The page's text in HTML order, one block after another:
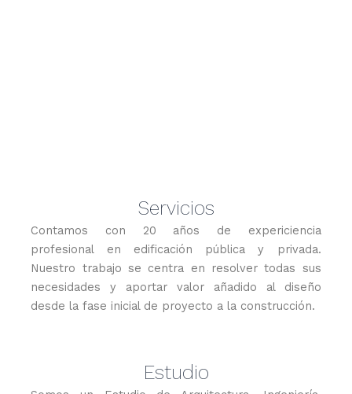
Servicios
Contamos con 20 años de expericiencia
profesional en edificación pública y privada.
Nuestro trabajo se centra en resolver todas sus
necesidades y aportar valor añadido al diseño
desde la fase inicial de proyecto a la construcción.
Estudio